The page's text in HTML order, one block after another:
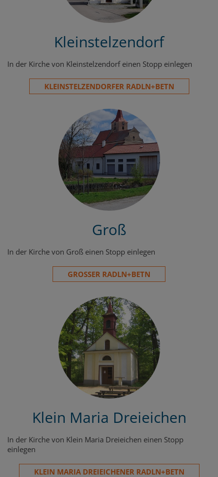
Kleinstelzendorf
In der Kirche von Kleinstelzendorf einen Stopp einlegen
KLEINSTELZENDORFER RADLN+BETN
Groß
In der Kirche von Groß einen Stopp einlegen
GROSSER RADLN+BETN
Klein Maria Dreieichen
In der Kirche von Klein Maria Dreieichen einen Stopp
einlegen
KLEIN MARIA DREIEICHENER RADLN+BETN